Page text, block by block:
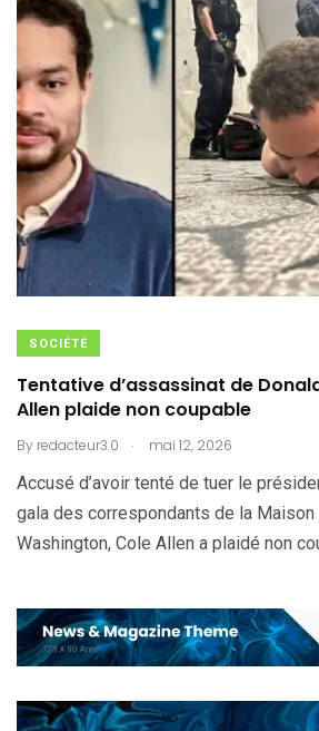
SOCIÉTÉ
Tentative d’assassinat de
Allen plaide non coupable
By redacteur3.0 . mai 12, 2026
Accusé d’avoir tenté de tuer le
gala des correspondants de la Maison
Washington, Cole Allen a plaidé non